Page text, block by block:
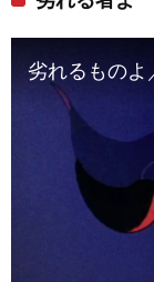
劣れるものよ